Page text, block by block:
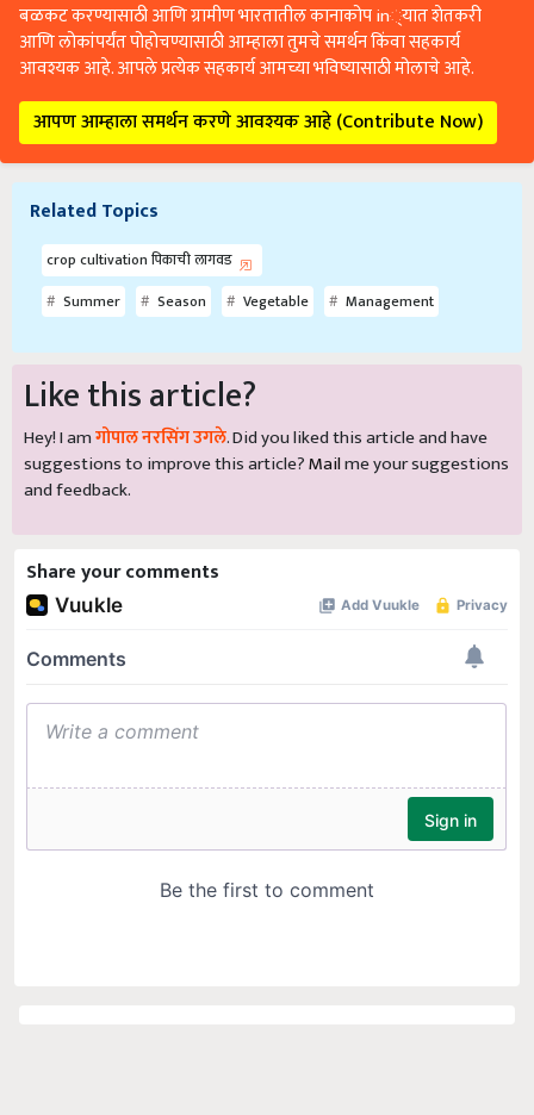
बळकट करण्यासाठी आणि ग्रामीण भारतातील कानाकोप in्यात शेतकरी
आणि लोकांपर्यंत पोहोचण्यासाठी आम्हाला तुमचे समर्थन किंवा सहकार्य
आवश्यक आहे. आपले प्रत्येक सहकार्य आमच्या भविष्यासाठी मोलाचे आहे.
आपण आम्हाला समर्थन करणे आवश्यक आहे (Contribute Now)
Related Topics
crop cultivation पिकाची लागवड
Summer
Season Vegetable Management
Like this article?
Hey! I amगोपाल नरसिंग उगले. Did you liked this article and have
suggestions to improve this article?Mailme your suggestions
and feedback.
Share your comments